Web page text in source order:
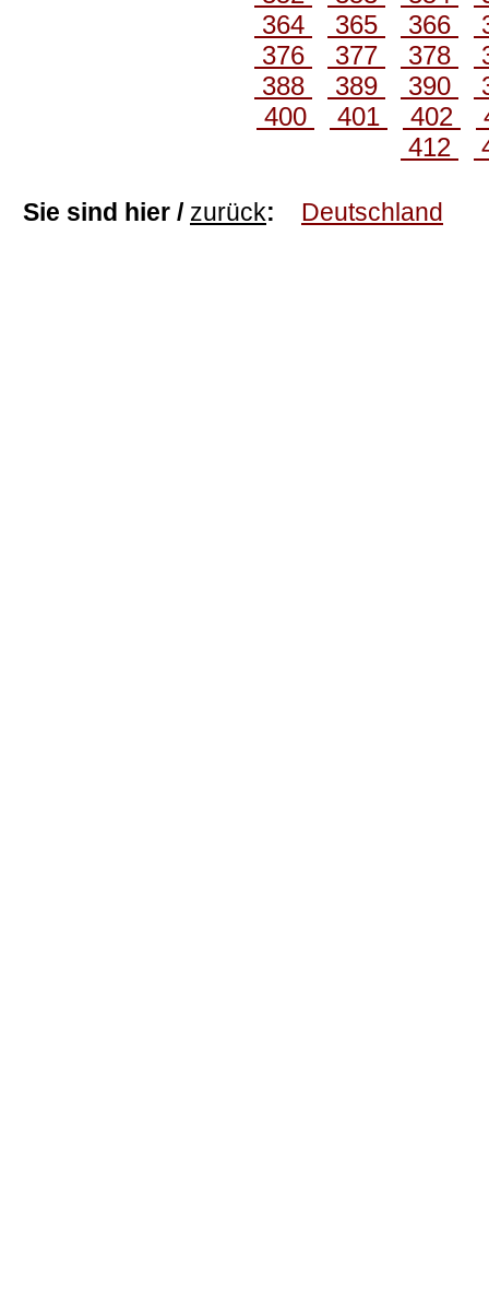
364
365 366
376
377 378
388
389 390
400
401 402
412
Sie sind hier / zurück: Deutschland